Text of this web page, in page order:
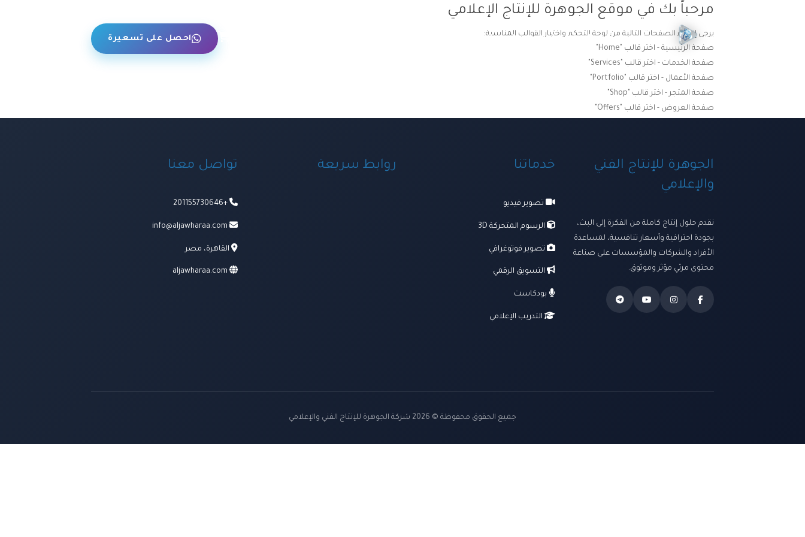
الرئيسية ترسانتنا الإبداعية ومنظومة الخدمات احصل على تسعيرة
مرحباً بك في موقع الجوهرة للإنتاج الإعلامي
يرجى إنشاء الصفحات التالية من لوحة التحكم واختيار القوالب المناسبة:
صفحة الرئيسية - اختر قالب "Home"
صفحة الخدمات - اختر قالب "Services"
صفحة الأعمال - اختر قالب "Portfolio"
صفحة المتجر - اختر قالب "Shop"
صفحة العروض - اختر قالب "Offers"
الجوهرة للإنتاج الفني
والإعلامي
نقدم حلول إنتاج كاملة من الفكرة إلى البث،
بجودة احترافية وأسعار تنافسية، لمساعدة
الأفراد والشركات والمؤسسات على صناعة
محتوى مرئي مؤثر وموثوق.
خدماتنا
تصوير فيديو
الرسوم المتحركة 3D
تصوير فوتوغرافي
التسويق الرقمي
بودكاست
التدريب الإعلامي
روابط سريعة تواصل معنا
+201155730646
info@aljawharaa.com
القاهرة، مصر
aljawharaa.com
جميع الحقوق محفوظة © 2026 شركة الجوهرة للإنتاج الفني والإعلامي